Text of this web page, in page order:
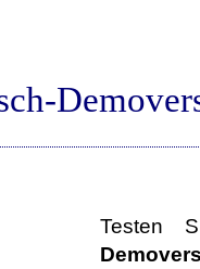
Testen